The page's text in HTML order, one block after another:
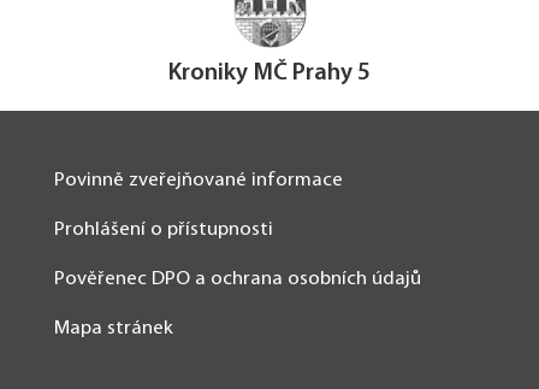
Kroniky MČ Prahy 5
Povinně zveřejňované informace
Prohlášení o přístupnosti
Pověřenec DPO a ochrana osobních údajů
Mapa stránek